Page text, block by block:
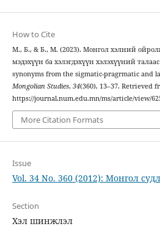
How to Cite
М., Б., & Б., М. (2023). Монгол хэлний
мэдэхүүн ба хэлэгдэхүүн хэлэхүүний
synonyms from the sigmatic-pragrmatic and
Mongolian Studies, 34(360), 13–37. Retrieved
https://journal.num.edu.mn/ms/article/view/
More Citation Formats
Issue
Vol. 34 No. 360 (2012): Монгол
Section
Хэл шинжлэл